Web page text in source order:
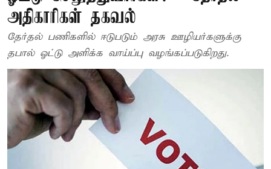
அதிகாரிகள் தகவல்
தேர்தல் பணிகளில் ஈடுபடும் அரசு ஊழியர்களுக்கு
தபால் ஓட்டு அளிக்க வாய்ப்பு வழங்கப்படுகிறது.